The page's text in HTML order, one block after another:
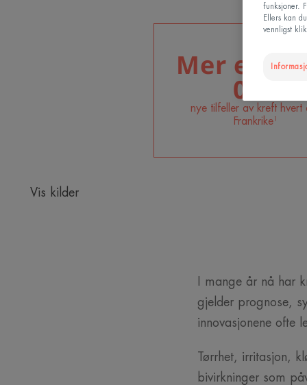
Mer enn
000
nye tilfeller av kreft hvert
Frankrike¹
Vis kilder
I mange år nå har
gjelder prognose,
innovasjonene ofte
Tørrhet, irritasjon,
bivirkninger som
funksjoner.
Ellers kan
vennligst